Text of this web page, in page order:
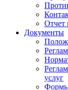
Отчет
Документы
услуг